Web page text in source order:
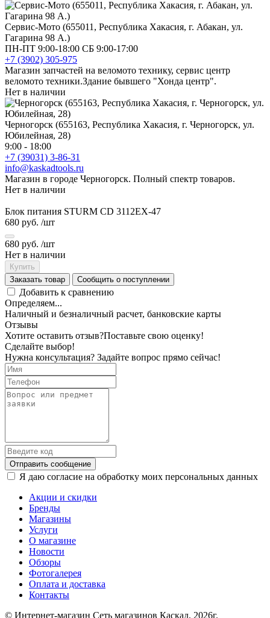
Сервис-Мото (655011, Республика Хакасия, г. Абакан, ул.
Гагарина 98 А.)
ПН-ПТ 9:00-18:00 СБ 9:00-17:00
+7 (3902) 305-975
Магазин запчастей на веломото технику, сервис центр
веломото техники.Здание бывшего "Хонда центр".
Нет в наличии
Черногорск (655163, Республика Хакасия, г. Черногорск, ул.
Юбилейная, 28)
9:00 - 18:00
+7 (39031) 3-86-31
info@kaskadtools.ru
Магазин в городе Черногорск. Полный спектр товаров.
Нет в наличии
Блок питания STURM CD 3112ЕХ-47
680 руб. /шт
680 руб. /шт
Нет в наличии
Купить
Заказать товар
Сообщить о поступлении
Добавить к сравнению
Определяем...
Наличный и безналичный расчет, банковские карты
Отзывы
Хотите оставить отзыв?Поставьте свою оценку!
Сделайте выбор!
Нужна консультация? Задайте вопрос прямо сейчас!
Отправить сообщение
Я даю согласие на обработку моих персональных данных
Акции и скидки
Бренды
Магазины
Услуги
О магазине
Новости
Обзоры
Фотогалерея
Оплата и доставка
Контакты
© Интернет-магазин Сеть магазинов Каскад, 2026г.